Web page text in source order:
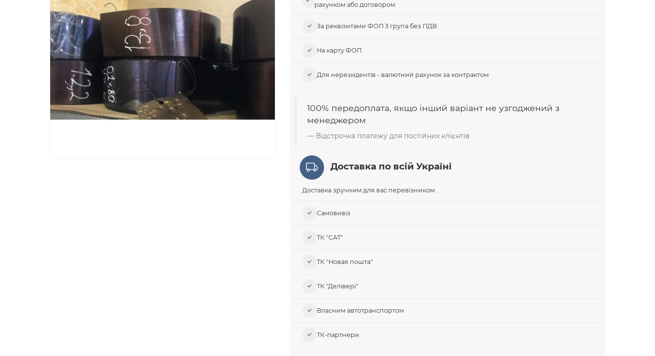
рахунком або договором
За реквізитами ФОП 3 група без ПДВ
На карту ФОП
Для нерезидентів - валютний рахунок за контрактом
100% передоплата, якщо інший варіант не узгоджений з
менеджером
Відстрочка платежу для постійних клієнтів
Доставка по всій Україні
Доставка зручним для вас перевізником:
Самовивіз​
ТК "САТ"
ТК "Новая пошта"
ТК "Делівері"
Власним автотранспортом
ТК-партнери